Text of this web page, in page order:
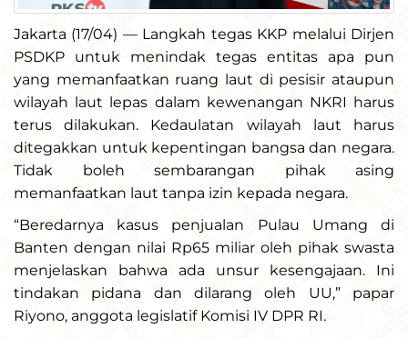
Jakarta (17/04) — Langkah tegas KKP melalui Dirjen
PSDKP untuk menindak tegas entitas apa pun
yang memanfaatkan ruang laut di pesisir ataupun
wilayah laut lepas dalam kewenangan NKRI harus
terus dilakukan. Kedaulatan wilayah laut harus
ditegakkan untuk kepentingan bangsa dan negara.
Tidak boleh sembarangan pihak asing
memanfaatkan laut tanpa izin kepada negara.
“Beredarnya kasus penjualan Pulau Umang di
Banten dengan nilai Rp65 miliar oleh pihak swasta
menjelaskan bahwa ada unsur kesengajaan. Ini
tindakan pidana dan dilarang oleh UU,” papar
Riyono, anggota legislatif Komisi IV DPR RI.